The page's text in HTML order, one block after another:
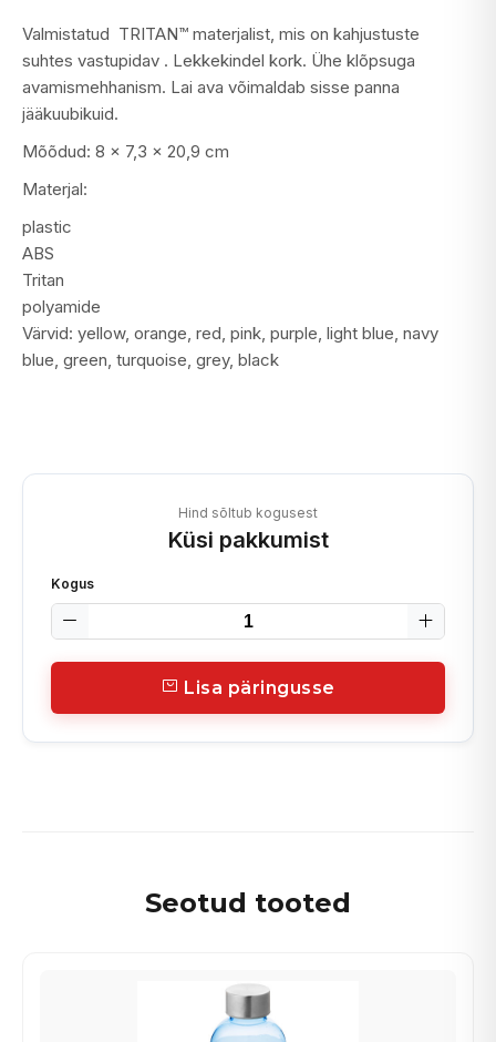
Valmistatud TRITAN™ materjalist, mis on kahjustuste
suhtes vastupidav . Lekkekindel kork. Ühe klõpsuga
avamismehhanism. Lai ava võimaldab sisse panna
jääkuubikuid.
Mõõdud: 8 x 7,3 x 20,9 cm
Materjal:
plastic
ABS
Tritan
polyamide
Värvid: yellow, orange, red, pink, purple, light blue, navy
blue, green, turquoise, grey, black
Hind sõltub kogusest
Küsi pakkumist
Kogus
Lisa päringusse
Seotud tooted